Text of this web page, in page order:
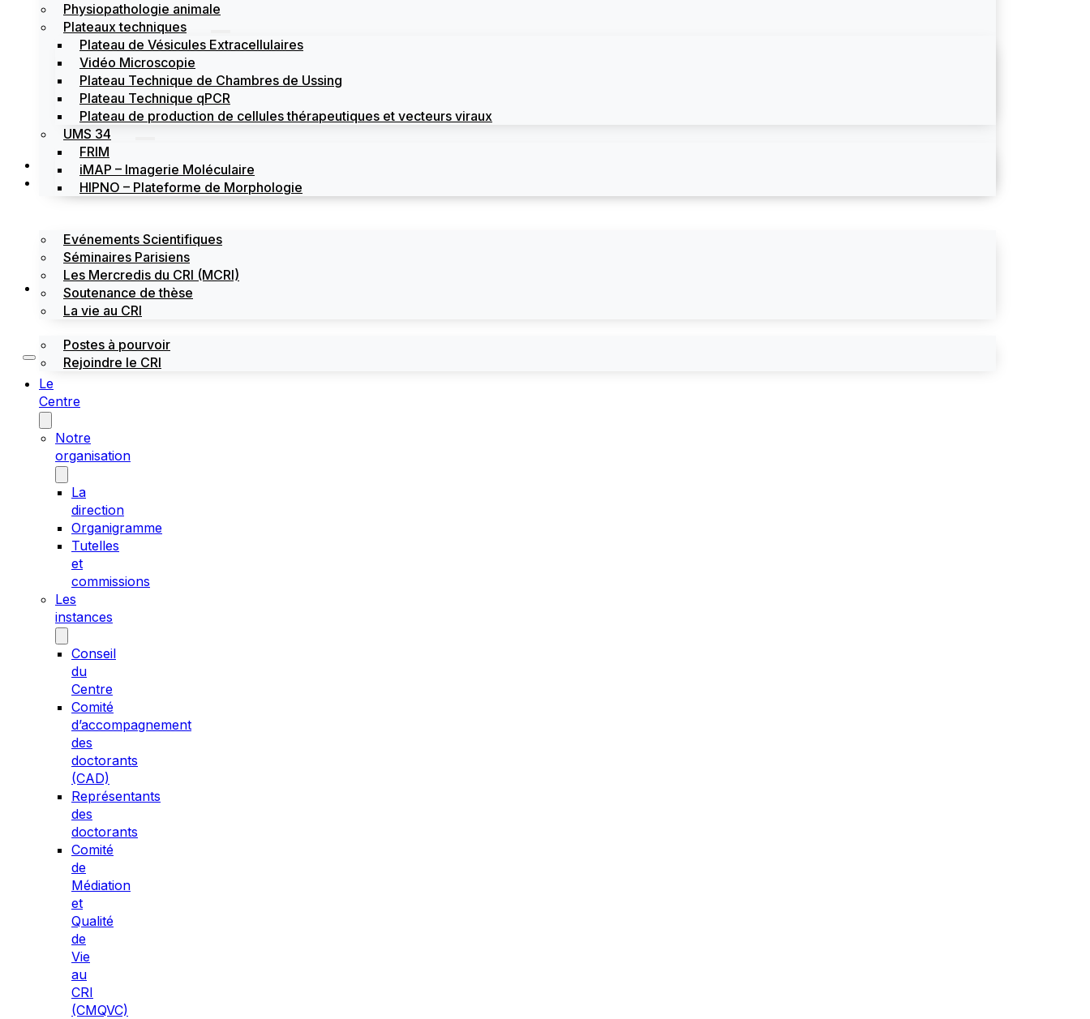
Physiopathologie animale
Plateaux techniques
Plateau de Vésicules Extracellulaires
Vidéo Microscopie
Plateau Technique de Chambres de Ussing
Plateau Technique qPCR
Plateau de production de cellules thérapeutiques et vecteurs viraux
UMS 34
FRIM
iMAP – Imagerie Moléculaire
HIPNO – Plateforme de Morphologie
Actualités
Évènements
Evénements Scientifiques
Séminaires Parisiens
Les Mercredis du CRI (MCRI)
Soutenance de thèse
La vie au CRI
Emploi / stages
Postes à pourvoir
Rejoindre le CRI
Le
Centre
Notre
organisation
La
direction
Organigramme
Tutelles
et
commissions
Les
instances
Conseil
du
Centre
Comité
d’accompagnement
des
doctorants
(CAD)
Représentants
des
doctorants
Comité
de
Médiation
et
Qualité
de
Vie
au
CRI
(CMQVC)